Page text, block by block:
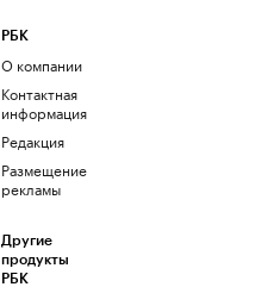
РБК
О компании
Контактная
информация
Редакция
Размещение
рекламы
Другие
продукты
РБК